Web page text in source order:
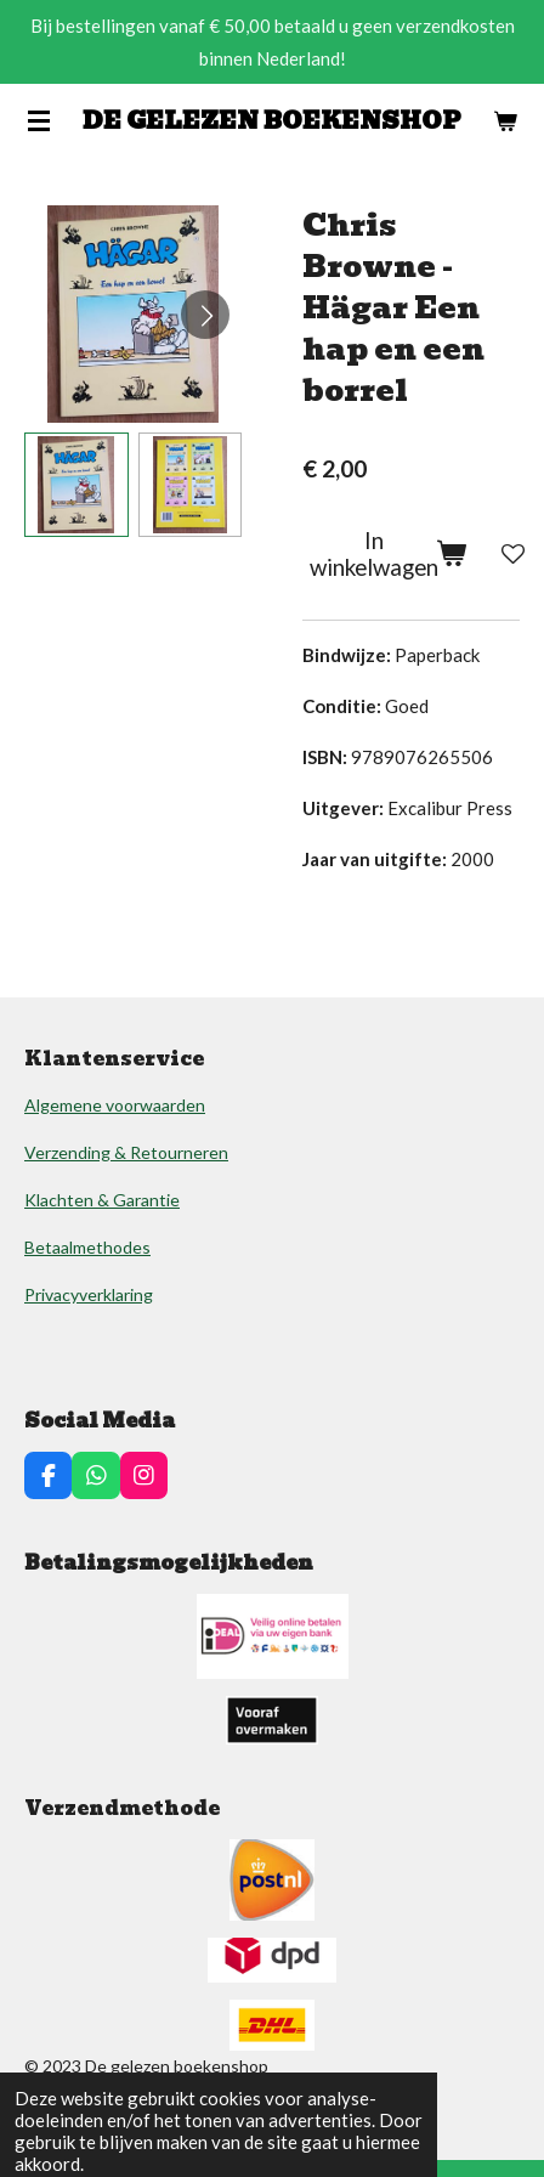
Deze website gebruikt cookies voor analyse-
doeleinden en/of het tonen van advertenties. Door
gebruik te blijven maken van de site gaat u hiermee
akkoord.
Ga
de
DE GELEZEN BOEKENSHOP
Bij bestellingen vanaf € 50,00 betaald u geen verzendkosten
binnen Nederland!
Chris
Browne -
Hägar Een
hap en een
borrel
€ 2,00
In
winkelwagen
Bindwijze: Paperback
Conditie: Goed
ISBN: 9789076265506
Uitgever: Excalibur Press
Jaar van uitgifte: 2000
Klantenservice
Algemene voorwaarden
Verzending & Retourneren
Klachten & Garantie
Betaalmethodes
Privacyverklaring
Social Media
F
a
e
b
W
h
t
s
I
n
a
Betalingsmogelijkheden
Verzendmethode
© 2023 De gelezen boekenshop
Powered byJouwWeb